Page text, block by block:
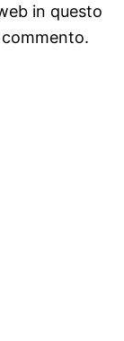
in questo